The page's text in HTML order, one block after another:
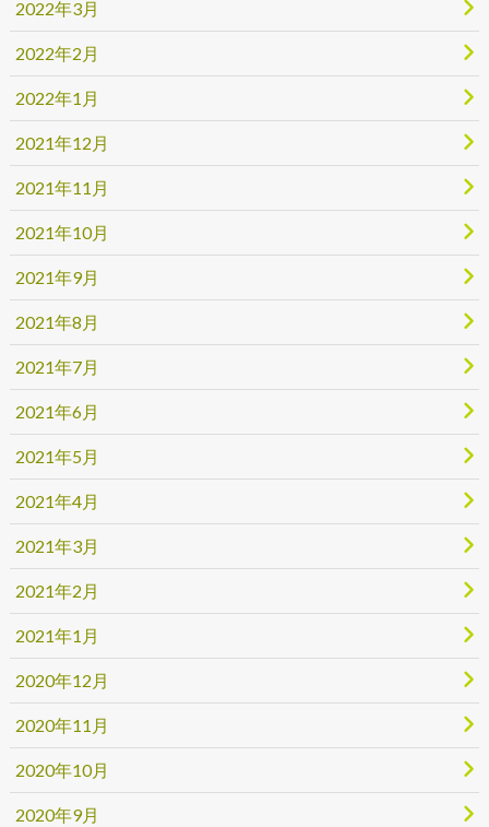
2022年3月
2022年2月
2022年1月
2021年12月
2021年11月
2021年10月
2021年9月
2021年8月
2021年7月
2021年6月
2021年5月
2021年4月
2021年3月
2021年2月
2021年1月
2020年12月
2020年11月
2020年10月
2020年9月